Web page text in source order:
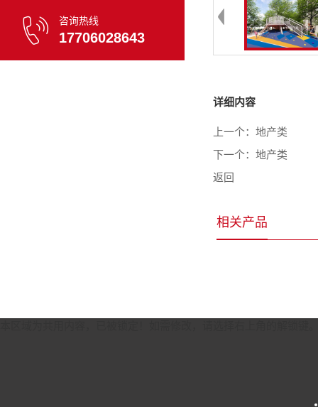
咨询热线
17706028643
详细内容
上一个： 地产类
下一个： 地产类
返回
相关产品